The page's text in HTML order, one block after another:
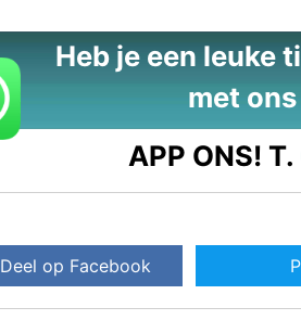
Heb je een leuke
met
APP ONS! T.
Deel op Facebook